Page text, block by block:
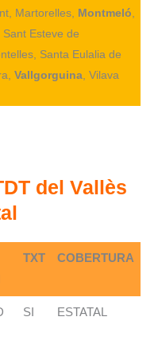
Martorelles, Montmeló,
Esteve de
Santa Eulalia de
Vallgorguina, Vilava
del Vallès
TXT COBERTURA
SI ESTATAL